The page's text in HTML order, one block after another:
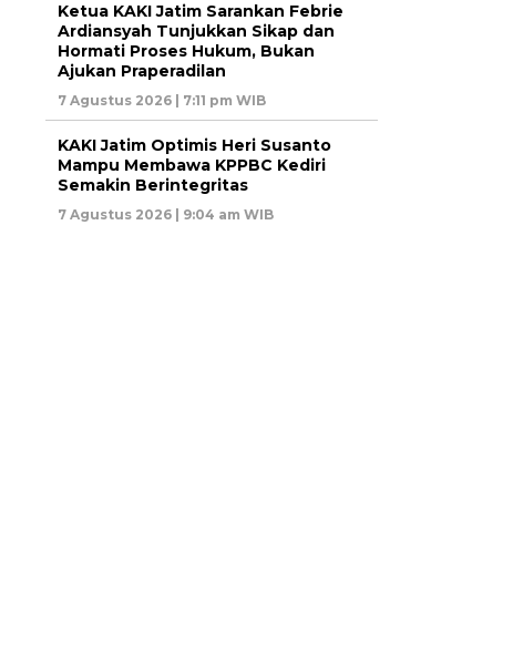
Ketua KAKI Jatim Sarankan Febrie
Ardiansyah Tunjukkan Sikap dan
Hormati Proses Hukum, Bukan
Ajukan Praperadilan
7 Agustus 2026 | 7:11 pm WIB
KAKI Jatim Optimis Heri Susanto
Mampu Membawa KPPBC Kediri
Semakin Berintegritas
7 Agustus 2026 | 9:04 am WIB